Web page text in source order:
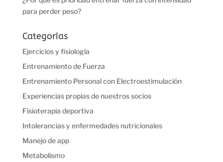
para perder peso?
Categorías
Ejercicios y fisiología
Entrenamiento de Fuerza
Entrenamiento Personal con Electroestimulación
Experiencias propias de nuestros socios
Fisioterapia deportiva
Intolerancias y enfermedades nutricionales
Manejo de app
Metabolismo